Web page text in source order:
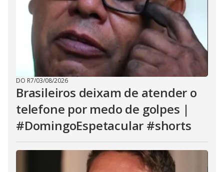
DO R7/03/08/2026
Brasileiros deixam de atender o
telefone por medo de golpes |
#DomingoEspetacular #shorts